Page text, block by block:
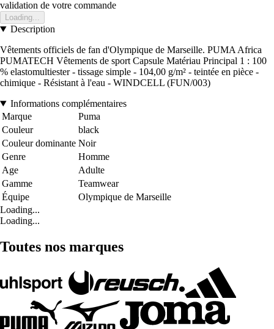
validation de votre commande
Loading...
Description
Vêtements officiels de fan d'Olympique de Marseille. PUMA Africa
PUMATECH Vêtements de sport Capsule Matériau Principal 1 : 100
% elastomultiester - tissage simple - 104,00 g/m² - teintée en pièce -
chimique - Résistant à l'eau - WINDCELL (FUN/003)
Informations complémentaires
Marque
Puma
Couleur
black
Couleur dominante Noir
Genre
Homme
Age
Adulte
Gamme
Teamwear
Équipe
Olympique de Marseille
Loading...
Loading...
Toutes nos marques